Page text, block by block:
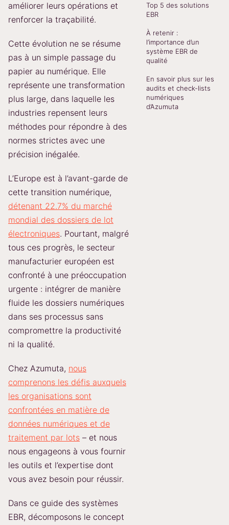
améliorer leurs opérations et
renforcer la traçabilité.
Cette évolution ne se résume
pas à un simple passage du
papier au numérique. Elle
représente une transformation
plus large, dans laquelle les
industries repensent leurs
méthodes pour répondre à des
normes strictes avec une
précision inégalée.
L’Europe est à l’avant-garde de
cette transition numérique,
détenant 22.7% du marché
mondial des dossiers de lot
électroniques. Pourtant, malgré
tous ces progrès, le secteur
manufacturier européen est
confronté à une préoccupation
urgente : intégrer de manière
fluide les dossiers numériques
dans ses processus sans
compromettre la productivité
ni la qualité.
Chez Azumuta, nous
comprenons les défis auxquels
les organisations sont
confrontées en matière de
données numériques et de
traitement par lots – et nous
nous engageons à vous fournir
les outils et l’expertise dont
vous avez besoin pour réussir.
Dans ce guide des systèmes
EBR, décomposons le concept
Top 5 des solutions
EBR
À retenir :
l’importance d’un
système EBR de
qualité
En savoir plus sur les
audits et check-lists
numériques
d’Azumuta